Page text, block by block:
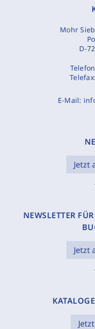
Mohr
D-
E-Mail:
Jetzt
NEWSLETTER
Jetzt